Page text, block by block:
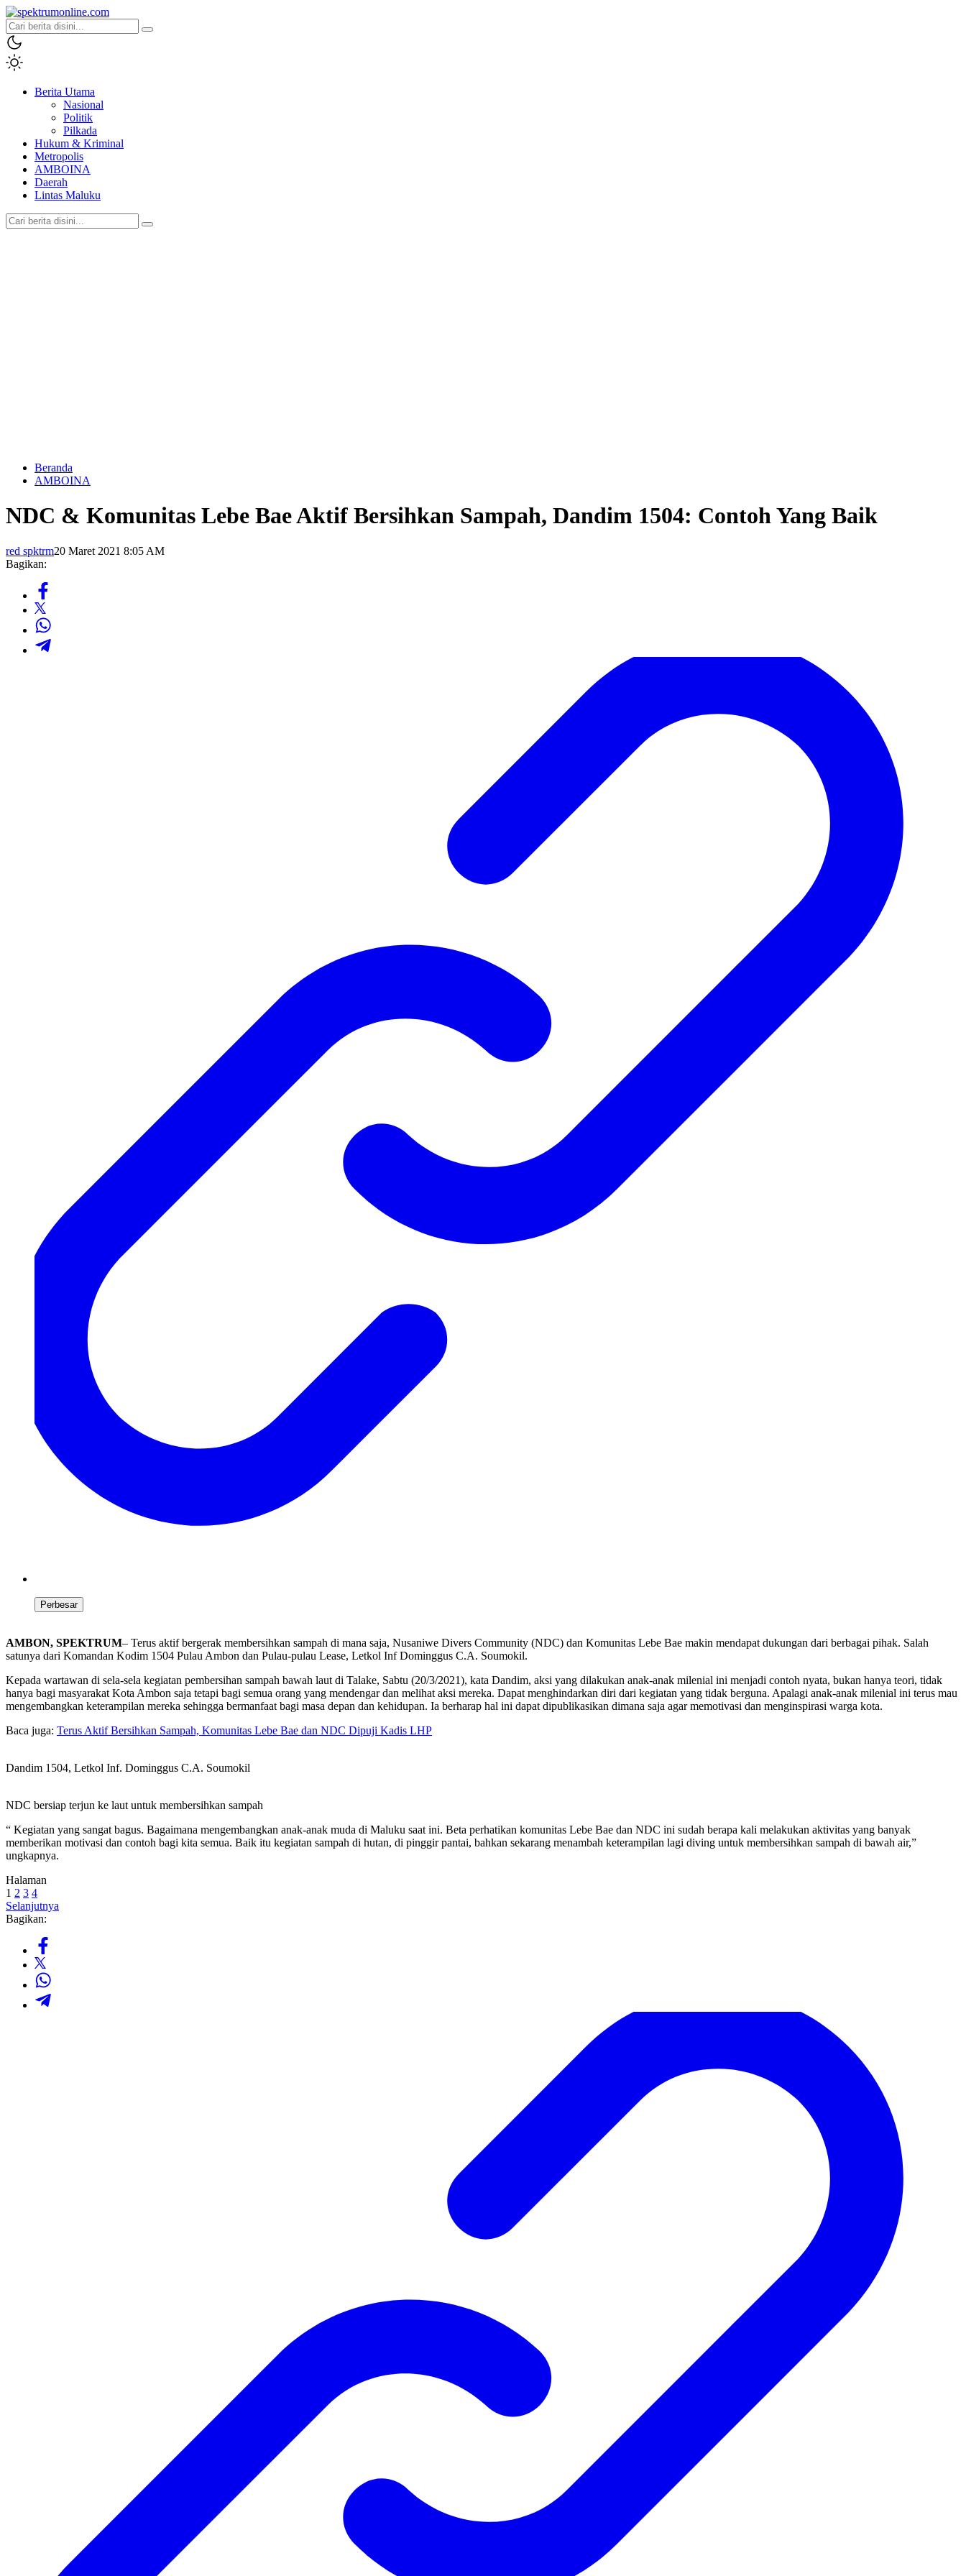
spektrumonline.com
Berita Utama
Nasional
Politik
Pilkada
Hukum & Kriminal
Metropolis
AMBOINA
Daerah
Lintas Maluku
Beranda
AMBOINA
NDC & Komunitas Lebe Bae Aktif Bersihkan Sampah, Dandim 1504: Contoh Yang Baik
red spktrm20 Maret 2021 8:05 AM
Bagikan:
Perbesar
AMBON, SPEKTRUM– Terus aktif bergerak membersihkan sampah di mana saja, Nusaniwe Divers Community (NDC) dan Komunitas Lebe Bae makin mendapat dukungan dari berbagai pihak. Salah
satunya dari Komandan Kodim 1504 Pulau Ambon dan Pulau-pulau Lease, Letkol Inf Dominggus C.A. Soumokil.
Kepada wartawan di sela-sela kegiatan pembersihan sampah bawah laut di Talake, Sabtu (20/3/2021), kata Dandim, aksi yang dilakukan anak-anak milenial ini menjadi contoh nyata, bukan hanya teori, tidak
hanya bagi masyarakat Kota Ambon saja tetapi bagi semua orang yang mendengar dan melihat aksi mereka. Dapat menghindarkan diri dari kegiatan yang tidak berguna. Apalagi anak-anak milenial ini terus mau
mengembangkan keterampilan mereka sehingga bermanfaat bagi masa depan dan kehidupan. Ia berharap hal ini dapat dipublikasikan dimana saja agar memotivasi dan menginspirasi warga kota.
Baca juga: Terus Aktif Bersihkan Sampah, Komunitas Lebe Bae dan NDC Dipuji Kadis LHP
Dandim 1504, Letkol Inf. Dominggus C.A. Soumokil
NDC bersiap terjun ke laut untuk membersihkan sampah
“ Kegiatan yang sangat bagus. Bagaimana mengembangkan anak-anak muda di Maluku saat ini. Beta perhatikan komunitas Lebe Bae dan NDC ini sudah berapa kali melakukan aktivitas yang banyak
memberikan motivasi dan contoh bagi kita semua. Baik itu kegiatan sampah di hutan, di pinggir pantai, bahkan sekarang menambah keterampilan lagi diving untuk membersihkan sampah di bawah air,”
ungkapnya.
Halaman
1 2 3 4
Selanjutnya
Bagikan: